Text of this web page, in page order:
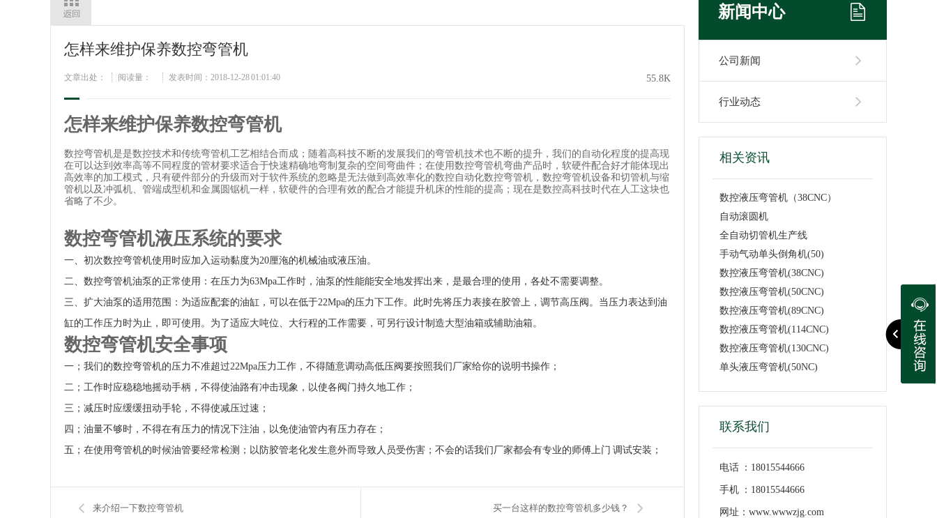
怎样来维护保养数控弯管机
文章出处： 阅读量： 发表时间：2018-12-28 01:01:40 55.8K
怎样来维护保养数控弯管机
数控弯管机是是数控技术和传统弯管机工艺相结合而成；随着高科技不断的发展我们的弯管机技术也不断的提升，我们的自动化程度的提高现
在可以达到效率高等不同程度的管材要求适合于快速精确地弯制复杂的空间弯曲件；在使用数控弯管机弯曲产品时，软硬件配合好才能体现出
高效率的加工模式，只有硬件部分的升级而对于软件系统的忽略是无法做到高效率化的数控自动化数控弯管机，数控弯管机设备和切管机与缩
管机以及冲弧机、管端成型机和金属圆锯机一样，软硬件的合理有效的配合才能提升机床的性能的提高；现在是数控高科技时代在人工这块也
省略了不少。
数控弯管机液压系统的要求
一、初次数控弯管机使用时应加入运动黏度为20厘沲的机械油或液压油。
二、数控弯管机油泵的正常使用：在压力为63Mpa工作时，油泵的性能能安全地发挥出来，是最合理的使用，各处不需要调整。
三、扩大油泵的适用范围：为适应配套的油缸，可以在低于22Mpa的压力下工作。此时先将压力表接在胶管上，调节高压阀。当压力表达到油
缸的工作压力时为止，即可使用。为了适应大吨位、大行程的工作需要，可另行设计制造大型油箱或辅助油箱。
数控弯管机安全事项
一；我们的数控弯管机的压力不准超过22Mpa压力工作，不得随意调动高低压阀要按照我们厂家给你的说明书操作；
二；工作时应稳稳地摇动手柄，不得使油路有冲击现象，以使各阀门持久地工作；
三；减压时应缓缓扭动手轮，不得使减压过速；
四；油量不够时，不得在有压力的情况下注油，以免使油管内有压力存在；
五；在使用弯管机的时候油管要经常检测；以防胶管老化发生意外而导致人员受伤害；不会的话我们厂家都会有专业的师傅上门 调试安装；
来介绍一下数控弯管机 买一台这样的数控弯管机多少钱？
新闻中心
公司新闻
行业动态
相关资讯
数控液压弯管机（38CNC）
自动滚圆机
全自动切管机生产线
手动气动单头倒角机(50)
数控液压弯管机(38CNC)
数控液压弯管机(50CNC)
数控液压弯管机(89CNC)
数控液压弯管机(114CNC)
数控液压弯管机(130CNC)
单头液压弯管机(50NC)
联系我们
电话 ：18015544666
手机 ：18015544666
网址：www.wwwzjg.com